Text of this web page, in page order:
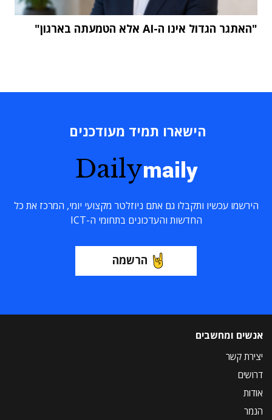
"האתגר הגדול אינו ה-AI אלא הטמעתה בארגון"
הישארו תמיד מעודכנים
Dailymaily
הירשמו עכשיו ותקבלו גם אתם ניוזלטר מקצועי יומי, המרכז את כל
החדשות והעדכונים בתחומי ה-ICT
הרשמה
אנשים ומחשבים
יצירת קשר
דרושים
אודות
הנמר